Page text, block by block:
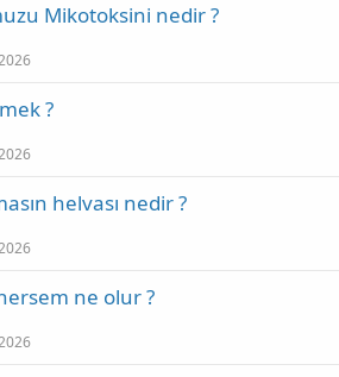
Mikotoksini nedir ?
?
helvası nedir ?
ne olur ?